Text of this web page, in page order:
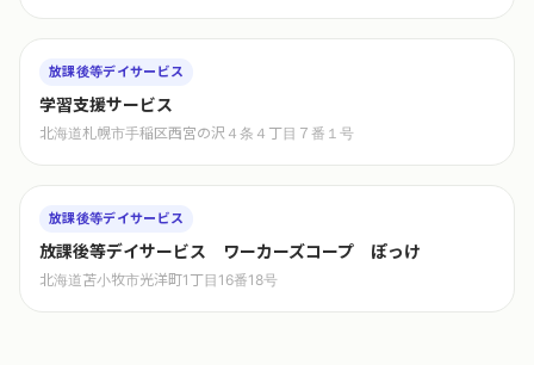
放課後等デイサービス
学習支援サービス
北海道札幌市手稲区西宮の沢４条４丁目７番１号
放課後等デイサービス
放課後等デイサービス ワーカーズコープ ぽっけ
北海道苫小牧市光洋町1丁目16番18号